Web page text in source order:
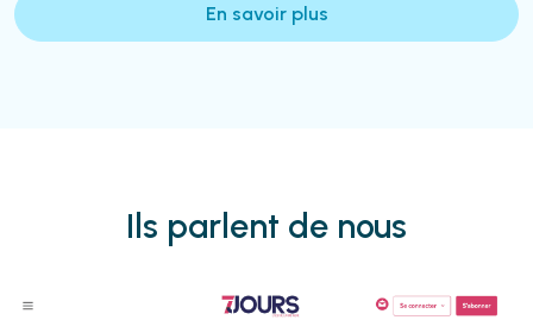
En savoir plus
Ils parlent de nous